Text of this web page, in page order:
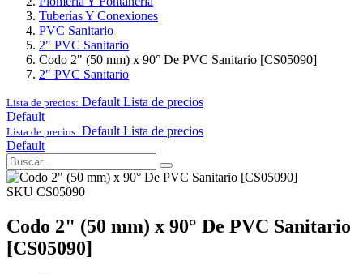
Tuberías Y Conexiones
PVC Sanitario
2" PVC Sanitario
Codo 2" (50 mm) x 90° De PVC Sanitario [CS05090]
2" PVC Sanitario
Lista de precios: Default Lista de precios
Default
Lista de precios: Default Lista de precios
Default
SKU CS05090
Codo 2" (50 mm) x 90° De PVC Sanitario
[CS05090]